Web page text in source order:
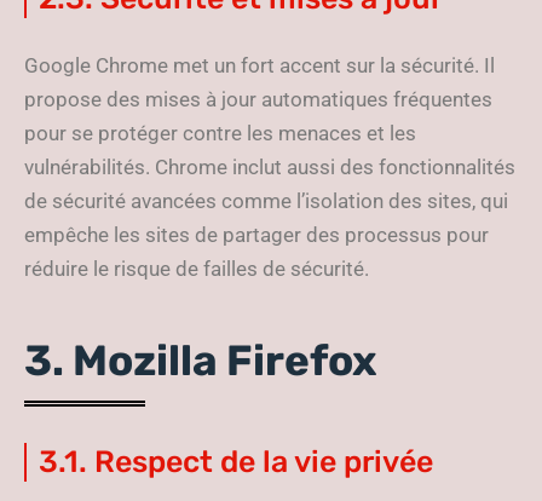
Google Chrome met un fort accent sur la sécurité. Il
propose des mises à jour automatiques fréquentes
pour se protéger contre les menaces et les
vulnérabilités. Chrome inclut aussi des fonctionnalités
de sécurité avancées comme l’isolation des sites, qui
empêche les sites de partager des processus pour
réduire le risque de failles de sécurité.
3. Mozilla Firefox
3.1. Respect de la vie privée